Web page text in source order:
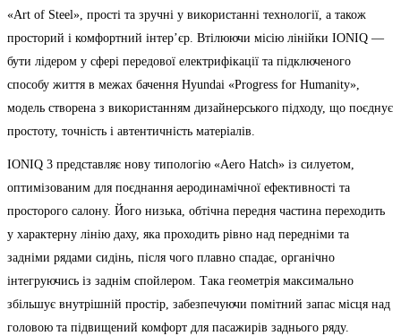
«Art of Steel», прості та зручні у використанні технології, а також
просторий і комфортний інтер’єр. Втілюючи місію лінійки IONIQ —
бути лідером у сфері передової електрифікації та підключеного
способу життя в межах бачення Hyundai «Progress for Humanity»,
модель створена з використанням дизайнерського підходу, що поєднує
простоту, точність і автентичність матеріалів.
IONIQ 3 представляє нову типологію «Aero Hatch» із силуетом,
оптимізованим для поєднання аеродинамічної ефективності та
просторого салону. Його низька, обтічна передня частина переходить
у характерну лінію даху, яка проходить рівно над передніми та
задніми рядами сидінь, після чого плавно спадає, органічно
інтегруючись із заднім спойлером. Така геометрія максимально
збільшує внутрішній простір, забезпечуючи помітний запас місця над
головою та підвищений комфорт для пасажирів заднього ряду.